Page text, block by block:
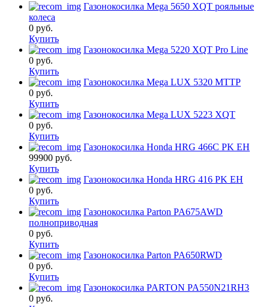
Газонокосилка Mega 5650 XQT рояльные
колеса
0 руб.
Купить
Газонокосилка Mega 5220 XQT Pro Line
0 руб.
Купить
Газонокосилка Mega LUX 5320 MTTP
0 руб.
Купить
Газонокосилка Mega LUX 5223 XQT
0 руб.
Купить
Газонокосилка Honda HRG 466C PK EH
99900 руб.
Купить
Газонокосилка Honda HRG 416 PK EH
0 руб.
Купить
Газонокосилка Parton PA675AWD
полноприводная
0 руб.
Купить
Газонокосилка Parton PA650RWD
0 руб.
Купить
Газонокосилка PARTON PA550N21RH3
0 руб.